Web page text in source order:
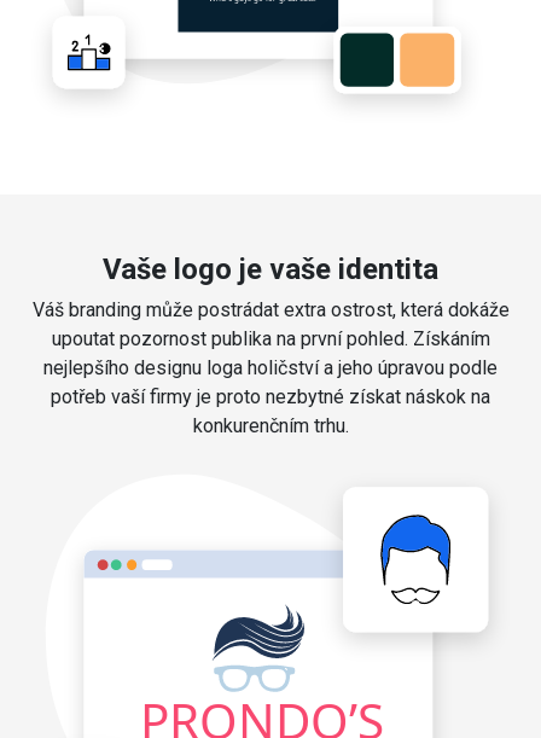
Vaše logo je vaše identita
Váš branding může postrádat extra ostrost, která dokáže
upoutat pozornost publika na první pohled. Získáním
nejlepšího designu loga holičství a jeho úpravou podle
potřeb vaší firmy je proto nezbytné získat náskok na
konkurenčním trhu.